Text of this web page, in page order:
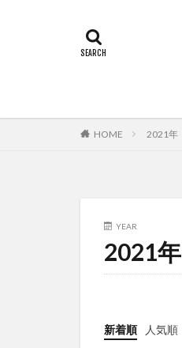
HOME 2021年
YEAR
2021年
新着順 人気順